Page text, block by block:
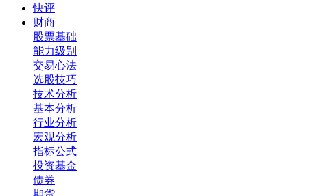
快评
财商
股票基础
能力级别
交易心法
选股技巧
技术分析
基本分析
行业分析
宏观分析
指标公式
投资基金
债券